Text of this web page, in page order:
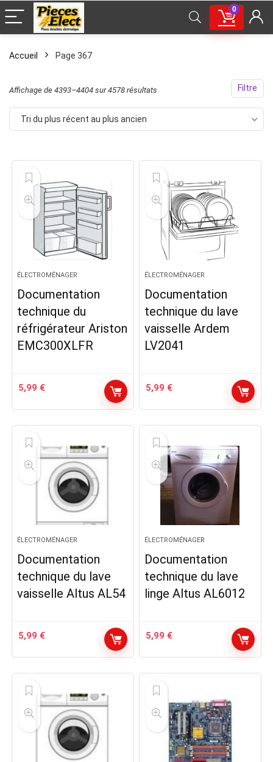
0
Accueil Page 367
Filtre
Affichage de 4393–4404 sur 4578 résultats
du
au
plus
ancien
Tri du plus récent au plus ancien
ÉLECTROMÉNAGER
Documentation
technique du
réfrigérateur Ariston
EMC300XLFR
5,99 €
ÉLECTROMÉNAGER
Documentation
technique du lave
vaisselle Ardem
LV2041
5,99 €
ÉLECTROMÉNAGER
Documentation
technique du lave
vaisselle Altus AL54
5,99 €
ÉLECTROMÉNAGER
Documentation
technique du lave
linge Altus AL6012
5,99 €